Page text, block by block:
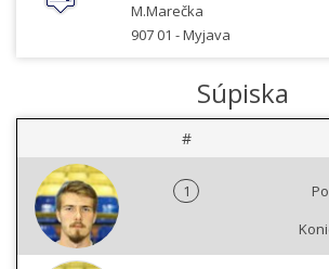
M.Marečka
907 01 -Myjava
Súpiska
#
1